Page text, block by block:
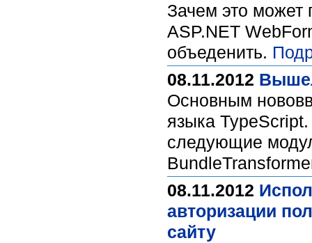
Зачем это может
ASP.NET
объеденить.
08.11.2012
Основным
языка
следующие
08.11.2012
авторизации
сайту